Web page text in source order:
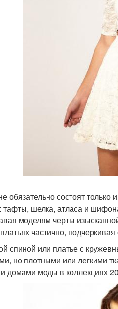
обязательно состоят
тафты, шелка, атласа и
моделям черты
частично,
спиной или платье с
но плотными или легкими
домами моды в коллекциях